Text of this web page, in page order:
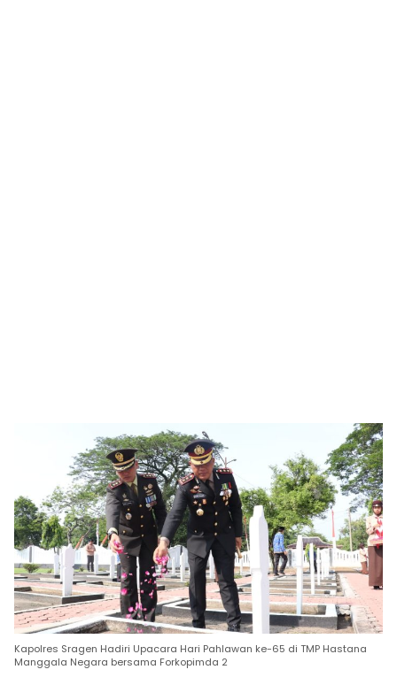
Kapolres Sragen Hadiri Upacara Hari Pahlawan ke-65 di TMP Hastana
Manggala Negara bersama Forkopimda 2